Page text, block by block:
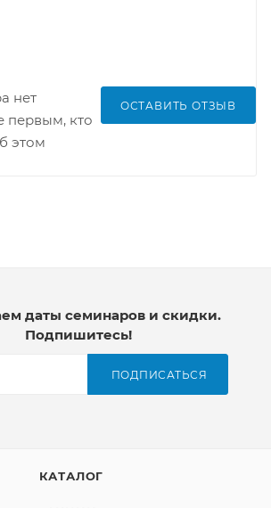
ОСТАВИТЬ ОТЗЫВ
нет
первым, кто
этом
даты семинаров и скидки.
Подпишитесь!
ПОДПИСАТЬСЯ
КАТАЛОГ